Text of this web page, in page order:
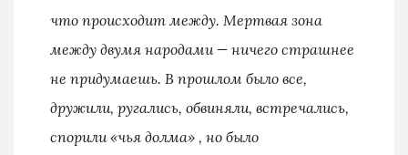
что происходит между. Мертвая зона
между двумя народами — ничего страшнее
не придумаешь. В прошлом было все,
дружили, ругались, обвиняли, встречались,
спорили «чья долма» , но было